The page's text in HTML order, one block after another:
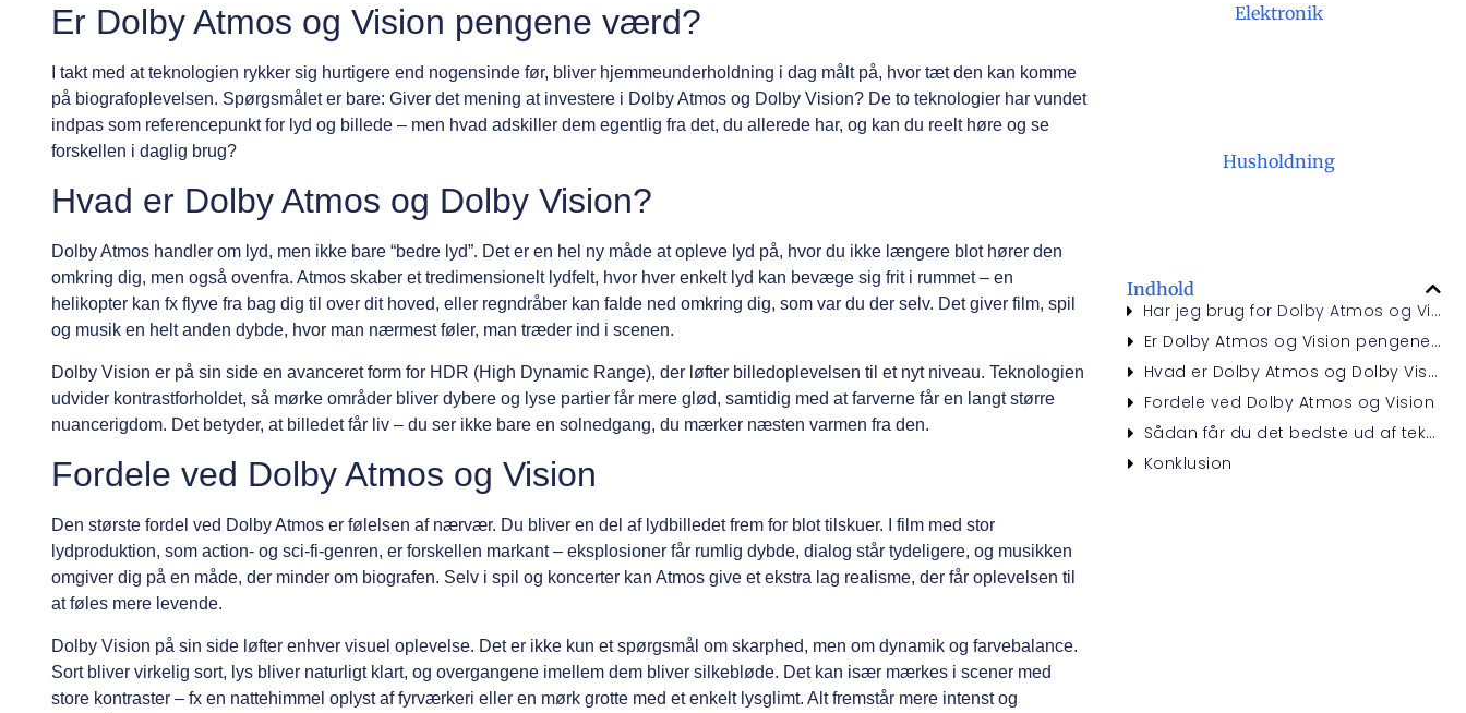
Er Dolby Atmos og Vision pengene værd?
I takt med at teknologien rykker sig hurtigere end nogensinde før, bliver hjemmeunderholdning i dag målt på, hvor tæt den kan komme
på biografoplevelsen. Spørgsmålet er bare: Giver det mening at investere i Dolby Atmos og Dolby Vision? De to teknologier har vundet
indpas som referencepunkt for lyd og billede – men hvad adskiller dem egentlig fra det, du allerede har, og kan du reelt høre og se
forskellen i daglig brug?
Hvad er Dolby Atmos og Dolby Vision?
Dolby Atmos handler om lyd, men ikke bare “bedre lyd”. Det er en hel ny måde at opleve lyd på, hvor du ikke længere blot hører den
omkring dig, men også ovenfra. Atmos skaber et tredimensionelt lydfelt, hvor hver enkelt lyd kan bevæge sig frit i rummet – en
helikopter kan fx flyve fra bag dig til over dit hoved, eller regndråber kan falde ned omkring dig, som var du der selv. Det giver film, spil
og musik en helt anden dybde, hvor man nærmest føler, man træder ind i scenen.
Dolby Vision er på sin side en avanceret form for HDR (High Dynamic Range), der løfter billedoplevelsen til et nyt niveau. Teknologien
udvider kontrastforholdet, så mørke områder bliver dybere og lyse partier får mere glød, samtidig med at farverne får en langt større
nuancerigdom. Det betyder, at billedet får liv – du ser ikke bare en solnedgang, du mærker næsten varmen fra den.
Fordele ved Dolby Atmos og Vision
Den største fordel ved Dolby Atmos er følelsen af nærvær. Du bliver en del af lydbilledet frem for blot tilskuer. I film med stor
lydproduktion, som action- og sci-fi-genren, er forskellen markant – eksplosioner får rumlig dybde, dialog står tydeligere, og musikken
omgiver dig på en måde, der minder om biografen. Selv i spil og koncerter kan Atmos give et ekstra lag realisme, der får oplevelsen til
at føles mere levende.
Dolby Vision på sin side løfter enhver visuel oplevelse. Det er ikke kun et spørgsmål om skarphed, men om dynamik og farvebalance.
Sort bliver virkelig sort, lys bliver naturligt klart, og overgangene imellem dem bliver silkebløde. Det kan især mærkes i scener med
store kontraster – fx en nattehimmel oplyst af fyrværkeri eller en mørk grotte med et enkelt lysglimt. Alt fremstår mere intenst og
Elektronik
Husholdning
Indhold
Har jeg brug for Dolby Atmos og Vision?
Er Dolby Atmos og Vision pengene værd?
Hvad er Dolby Atmos og Dolby Vision?
Fordele ved Dolby Atmos og Vision
Sådan får du det bedste ud af teknologien
Konklusion